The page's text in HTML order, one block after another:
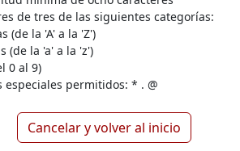
de tres de las siguientes categorías:
(de la 'A' a la 'Z')
(de la 'a' a la 'z')
0 al 9)
especiales permitidos: * . @
Cancelar y volver al inicio